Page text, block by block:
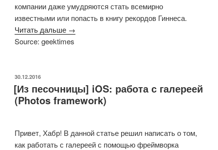
компании даже умудряются стать всемирно
известными или попасть в книгу рекордов Гиннеса.
Читать дальше →
Source: geektimes
ОПУБЛИКОВАНО
30.12.2016
[Из песочницы] iOS: работа с галереей
(Photos framework)
Привет, Хабр! В данной статье решил написать о том,
как работать с галереей с помощью фреймворка